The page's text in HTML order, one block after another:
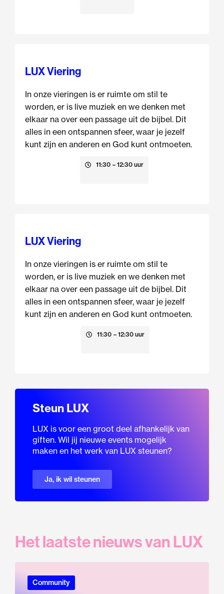
LUX Viering
In onze vieringen is er ruimte om stil te
worden, er is live muziek en we denken met
elkaar na over een passage uit de bijbel. Dit
alles in een ontspannen sfeer, waar je jezelf
kunt zijn en anderen en God kunt ontmoeten.
11:30 – 12:30 uur
LUX Viering
In onze vieringen is er ruimte om stil te
worden, er is live muziek en we denken met
elkaar na over een passage uit de bijbel. Dit
alles in een ontspannen sfeer, waar je jezelf
kunt zijn en anderen en God kunt ontmoeten.
11:30 – 12:30 uur
Steun LUX
LUX is voor een groot deel afhankelijk van
giften. Wil jij nieuwe events mogelijk
maken en het werk van LUX steunen?
Ja, ik wil steunen
Het laatste nieuws van LUX
Community